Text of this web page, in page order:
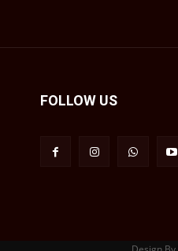
FOLLOW US